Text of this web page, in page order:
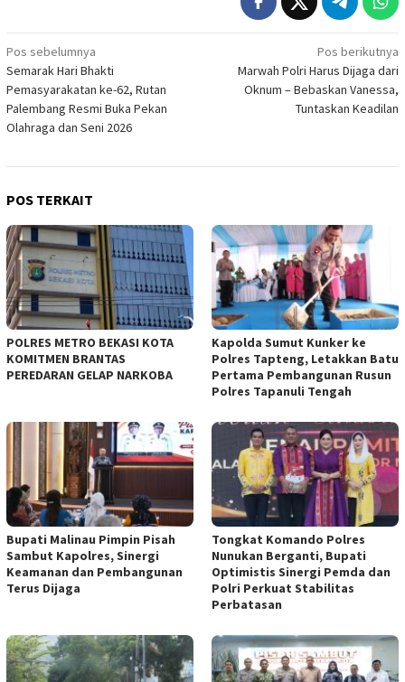
Navigasi
pos
Pos sebelumnya
Semarak Hari Bhakti
Pemasyarakatan ke-62, Rutan
Palembang Resmi Buka Pekan
Olahraga dan Seni 2026
Pos berikutnya
Marwah Polri Harus Dijaga dari
Oknum – Bebaskan Vanessa,
Tuntaskan Keadilan
POS TERKAIT
POLRES METRO BEKASI KOTA
KOMITMEN BRANTAS
PEREDARAN GELAP NARKOBA
Kapolda Sumut Kunker ke
Polres Tapteng, Letakkan Batu
Pertama Pembangunan Rusun
Polres Tapanuli Tengah
Bupati Malinau Pimpin Pisah
Sambut Kapolres, Sinergi
Keamanan dan Pembangunan
Terus Dijaga
Tongkat Komando Polres
Nunukan Berganti, Bupati
Optimistis Sinergi Pemda dan
Polri Perkuat Stabilitas
Perbatasan